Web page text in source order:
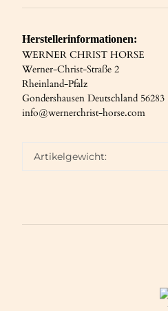
Herstellerinformationen:
WERNER CHRIST HORSE
Werner-Christ-Straße 2
Rheinland-Pfalz
Gondershausen Deutschland 56283
info@wernerchrist-horse.com
Artikelgewicht: